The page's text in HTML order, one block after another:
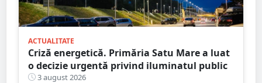
ACTUALITATE
Criză energetică. Primăria Satu Mare a luat
o decizie urgentă privind iluminatul public
3 august 2026